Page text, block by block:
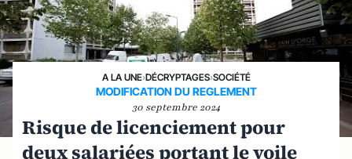
A LA UNE›DÉCRYPTAGES›SOCIÉTÉ
MODIFICATION DU REGLEMENT
30 septembre 2024
Risque de licenciement pour
deux salariées portant le voile